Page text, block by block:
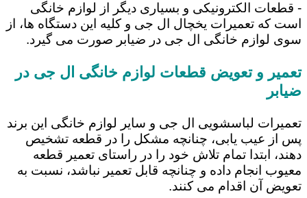
- قطعات الکترونیکی و بسیاری دیگر از لوازم خانگی
است که تعمیرات یخچال ال جی و کلیه این دستگاه ها، از
سوی لوازم خانگی ال جی در ضیابر صورت می گیرد.
تعمیر و تعویض قطعات لوازم خانگی ال جی در
ضیابر
تعمیرات لباسشویی ال جی و سایر لوازم خانگی این برند
پس از عیب یابی، چنانچه مشکل را در قطعه تشخیص
دهند، ابتدا تمام تلاش خود را در راستای تعمیر قطعه
معیوب انجام داده و چنانچه قابل تعمیر نباشد، نسبت به
تعویض آن اقدام می کنند.